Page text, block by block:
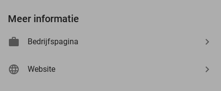
Meer informatie
Bedrijfspagina
Website